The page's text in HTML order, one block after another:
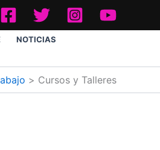
NOTICIAS
Cursos y Talleres